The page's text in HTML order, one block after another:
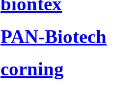
PAN-Biotech
corning